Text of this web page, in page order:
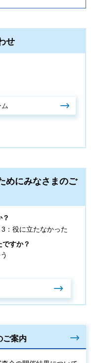
せ
めにみなさまのご
3：役に立たなかった
すか？
ご案内